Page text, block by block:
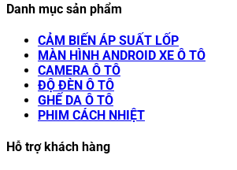
Danh mục sản phẩm
CẢM BIẾN ÁP SUẤT LỐP
MÀN HÌNH ANDROID XE Ô TÔ
CAMERA Ô TÔ
ĐỘ ĐÈN Ô TÔ
GHẾ DA Ô TÔ
PHIM CÁCH NHIỆT
Hỗ trợ khách hàng